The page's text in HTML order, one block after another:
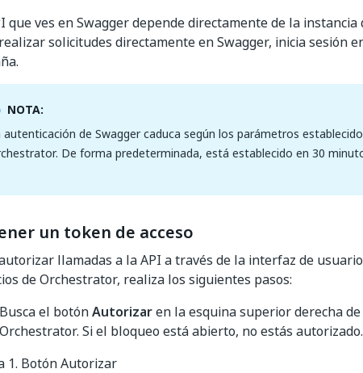
que ves en Swagger depende directamente de la
solicitudes directamente en Swagger, inicia sesión
NOTA:
autenticación de Swagger caduca según los parámetros
De forma predeterminada, está establecido en 30
un token de acceso
llamadas a la API a través de la interfaz de
de Orchestrator, realiza los siguientes pasos:
Busca el botónAutorizaren la esquina superior derecha
Orchestrator. Si el bloqueo está abierto, no estás autorizado.
1. Botón Autorizar